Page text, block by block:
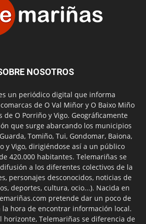
NOSOTROS
un periódico digital que informa
de O Val Miñor y O Baixo Miño
de O Porriño y Vigo. Geográficamente
que surge abarcando los municipios
Tomiño, Tui, Gondomar, Baiona,
y Vigo, dirigiéndose así a un público
420.000 habitantes. Telemariñas se
a los diferentes colectivos de la
personajes desconocidos, noticias de
deportes, cultura, ocio...). Nacida en
pretende dar un poco de
la hora de encontrar información local.
horizonte, Telemariñas se diferencia de